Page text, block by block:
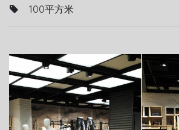
100平方米